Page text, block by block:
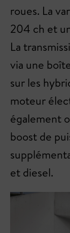
roues. La
204 ch et
La
via une
sur les
moteur
également
boost de
et diesel.